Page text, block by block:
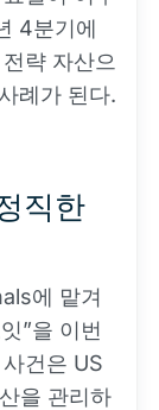
4분기에
략 자산으
례가 된다.
직한
에 맡겨
”을 이번
건은 US
을 관리하